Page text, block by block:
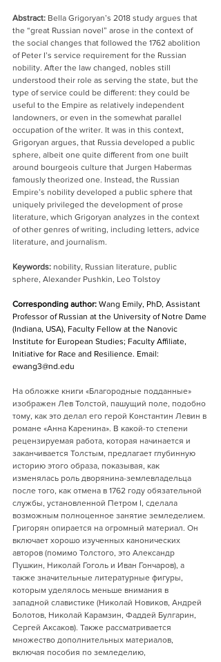
Abstract: Bella Grigoryan’s 2018 study argues that
the “great Russian novel” arose in the context of
the social changes that followed the 1762 abolition
of Peter I’s service requirement for the Russian
nobility. After the law changed, nobles still
understood their role as serving the state, but the
type of service could be different: they could be
useful to the Empire as relatively independent
landowners, or even in the somewhat parallel
occupation of the writer. It was in this context,
Grigoryan argues, that Russia developed a public
sphere, albeit one quite different from one built
around bourgeois culture that Jurgen Habermas
famously theorized one. Instead, the Russian
Empire’s nobility developed a public sphere that
uniquely privileged the development of prose
literature, which Grigoryan analyzes in the context
of other genres of writing, including letters, advice
literature, and journalism.
Keywords: nobility, Russian literature, public
sphere, Alexander Pushkin, Leo Tolstoy
Corresponding author: Wang Emily, PhD, Assistant
Professor of Russian at the University of Notre Dame
(Indiana, USA), Faculty Fellow at the Nanovic
Institute for European Studies; Faculty Affiliate,
Initiative for Race and Resilience. Email:
ewang3@nd.edu
На обложке книги «Благородные подданные»
изображен Лев Толстой, пашущий поле, подобно
тому, как это делал его герой Константин Левин в
романе «Анна Каренина». В какой-то степени
рецензируемая работа, которая начинается и
заканчивается Толстым, предлагает глубинную
историю этого образа, показывая, как
изменялась роль дворянина-землевладельца
после того, как отмена в 1762 году обязательной
службы, установленной Петром I, сделала
возможным полноценное занятие земледелием.
Григорян опирается на огромный материал. Он
включает хорошо изученных канонических
авторов (помимо Толстого, это Александр
Пушкин, Николай Гоголь и Иван Гончаров), а
также значительные литературные фигуры,
которым уделялось меньше внимания в
западной славистике (Николай Новиков, Андрей
Болотов, Николай Карамзин, Фаддей Булгарин,
Сергей Аксаков). Также рассматривается
множество дополнительных материалов,
включая пособия по земледелию,